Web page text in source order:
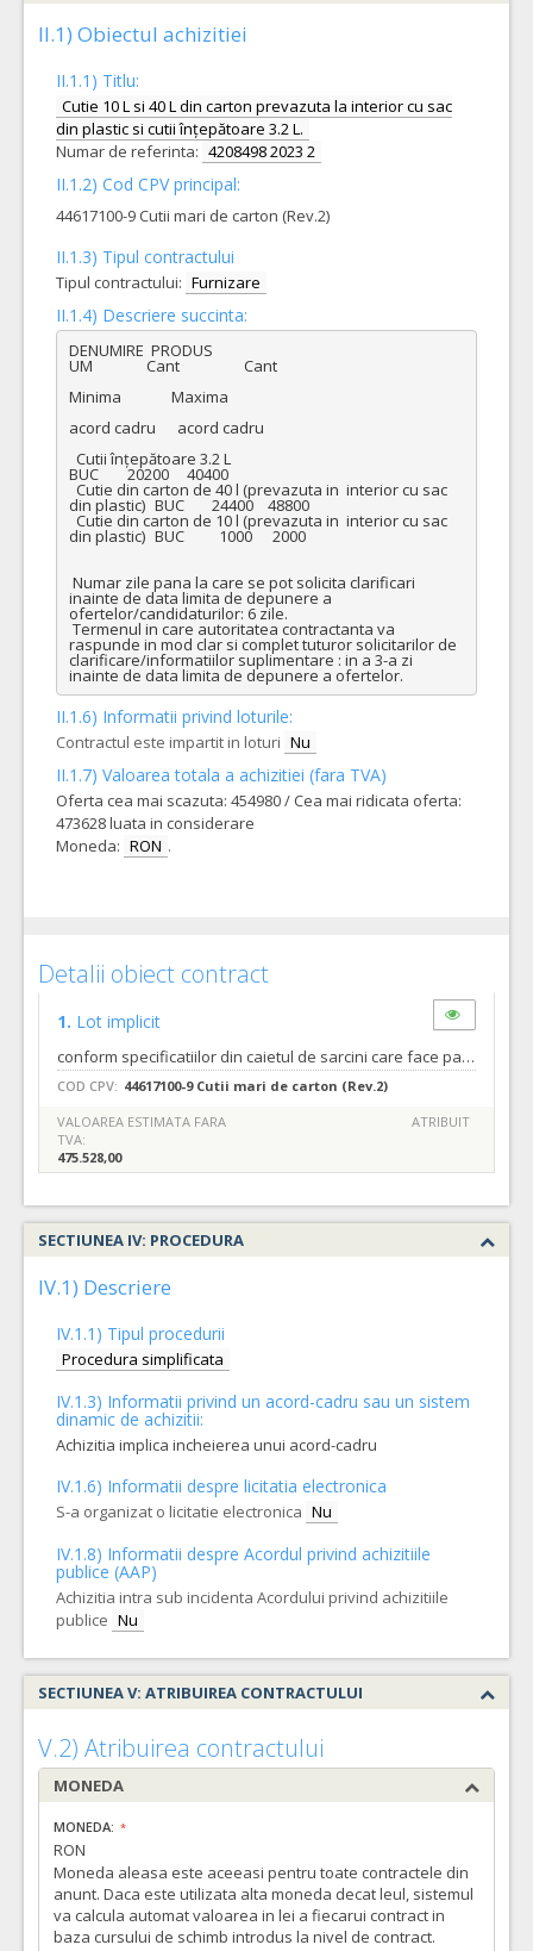
II.1) Obiectul achizitiei
II.1.1) Titlu:
Cutie 10 L si 40 L din carton prevazuta la interior cu sac
din plastic si cutii înțepătoare 3.2 L.
Numar de referinta: 4208498 2023 2
II.1.2) Cod CPV principal:
44617100-9 Cutii mari de carton (Rev.2)
II.1.3) Tipul contractului
Tipul contractului: Furnizare
II.1.4) Descriere succinta:
DENUMIRE  PRODUS
UM               Cant                  Cant
Minima              Maxima
acord cadru      acord cadru
BUC        20200     40400
din plastic) 	BUC	24400    48800
din plastic) 	BUC	  1000	 2000
inainte de data limita de depunere a
ofertelor/candidaturilor: 6 zile.
raspunde in mod clar si complet tuturor solicitarilor de
clarificare/informatiilor suplimentare : in a 3-a zi
inainte de data limita de depunere a ofertelor.
II.1.6) Informatii privind loturile:
Contractul este impartit in loturi Nu
II.1.7) Valoarea totala a achizitiei (fara TVA)
Oferta cea mai scazuta: 454980 / Cea mai ridicata oferta:
473628 luata in considerare
Moneda: RON .
Detalii obiect contract
1. Lot implicit
conform specificatiilor din caietul de sarcini care face parte integranta din documentatia de atribuire si constituie ansamblul cerintelor pe baza carora se elaboreaza de catre fiecare ofertant propunerea tehnica. Cantitatea totală sau domeniul (inclusiv, după caz, toate loturile şi toate opţiunile care ar putea face obiectul unui contract subsecvent) se regasesc in caietului de sarcini.
COD CPV: 44617100-9 Cutii mari de carton (Rev.2)
VALOAREA ESTIMATA FARA
TVA:
475.528,00
ATRIBUIT
SECTIUNEA IV: PROCEDURA
IV.1) Descriere
IV.1.1) Tipul procedurii
Procedura simplificata
IV.1.3) Informatii privind un acord-cadru sau un sistem
dinamic de achizitii:
Achizitia implica incheierea unui acord-cadru
IV.1.6) Informatii despre licitatia electronica
S-a organizat o licitatie electronica Nu
IV.1.8) Informatii despre Acordul privind achizitiile
publice (AAP)
Achizitia intra sub incidenta Acordului privind achizitiile
publice Nu
SECTIUNEA V: ATRIBUIREA CONTRACTULUI
V.2) Atribuirea contractului
MONEDA
MONEDA:
RON
Moneda aleasa este aceeasi pentru toate contractele din
anunt. Daca este utilizata alta moneda decat leul, sistemul
va calcula automat valoarea in lei a fiecarui contract in
baza cursului de schimb introdus la nivel de contract.